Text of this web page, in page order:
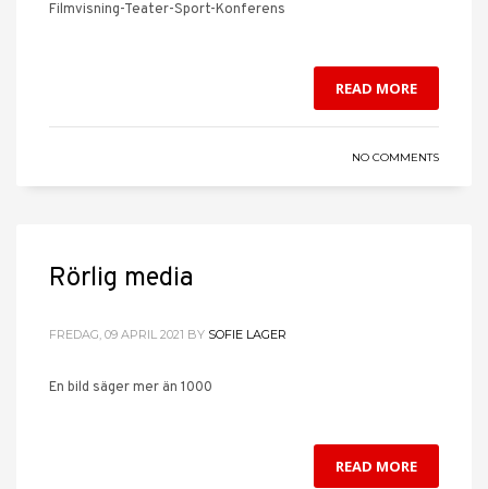
Filmvisning-Teater-Sport-Konferens
READ MORE
NO COMMENTS
Rörlig media
FREDAG, 09 APRIL 2021 BY SOFIE LAGER
En bild säger mer än 1000
READ MORE